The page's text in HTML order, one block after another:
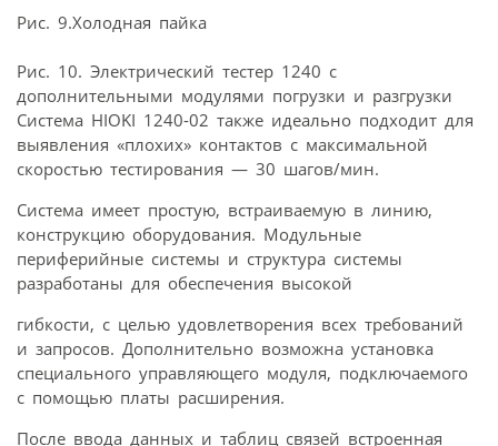
Рис. 9.Холодная пайка
Рис. 10. Электрический тестер 1240 с
дополнительными модулями погрузки и разгрузки
Система HIOKI 1240-02 также идеально подходит для
выявления «плохих» контактов с максимальной
скоростью тестирования — 30 шагов/мин.
Система имеет простую, встраиваемую в линию,
конструкцию оборудования. Модульные
периферийные системы и структура системы
разработаны для обеспечения высокой
гибкости, с целью удовлетворения всех требований
и запросов. Дополнительно возможна установка
специального управляющего модуля, подключаемого
с помощью платы расширения.
После ввода данных и таблиц связей встроенная